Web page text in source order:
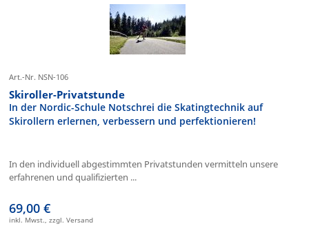
Art.-Nr. NSN-106
Skiroller-Privatstunde
In der Nordic-Schule Notschrei die Skatingtechnik auf
Skirollern erlernen, verbessern und perfektionieren!
In den individuell abgestimmten Privatstunden vermitteln unsere
erfahrenen und qualifizierten ...
69,00 €
inkl. Mwst., zzgl. Versand